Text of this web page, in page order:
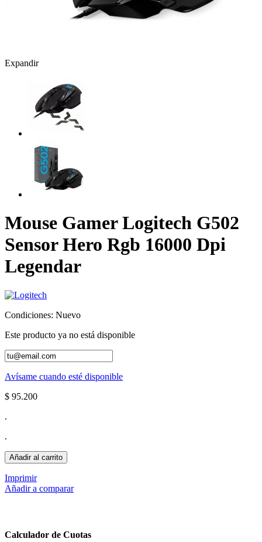
Expandir
Mouse Gamer Logitech G502
Sensor Hero Rgb 16000 Dpi
Legendar
Condiciones: Nuevo
Este producto ya no está disponible
Avísame cuando esté disponible
$ 95.200
.
.
Añadir al carrito
Imprimir
Añadir a comparar
Calculador de Cuotas